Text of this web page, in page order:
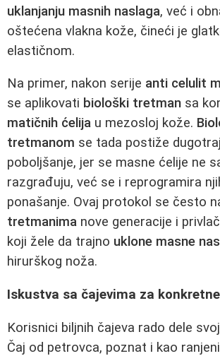
uklanjanju masnih naslaga, već i
oštećena vlakna kože, čineći je
elastičnom.
Na primer, nakon serije anti celulit
se aplikovati biološki tretman sa
matičnih ćelija u mezosloj kože.
tretmanom se tada postiže
poboljšanje, jer se masne ćelije ne
razgrađuju, već se i reprogramira
ponašanje. Ovaj protokol se često
tretmanima nove generacije i
koji žele da trajno uklone masne
hirurškog noža.
Iskustva sa čajevima za
Korisnici biljnih čajeva rado dele
Čaj od petrovca, poznat i kao